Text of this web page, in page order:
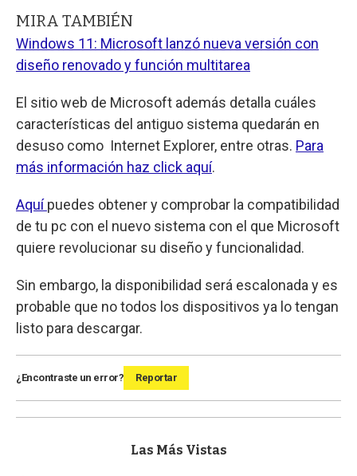
MIRA TAMBIÉN
Windows 11: Microsoft lanzó nueva versión con
diseño renovado y función multitarea
El sitio web de Microsoft además detalla cuáles
características del antiguo sistema quedarán en
desuso como Internet Explorer, entre otras. Para
más información haz click aquí.
Aquípuedes obtener y comprobar la compatibilidad
de tu pc con el nuevo sistema con el que Microsoft
quiere revolucionar su diseño y funcionalidad.
Sin embargo, la disponibilidad será escalonada y es
probable que no todos los dispositivos ya lo tengan
listo para descargar.
¿Encontraste un error? Reportar
Las Más Vistas